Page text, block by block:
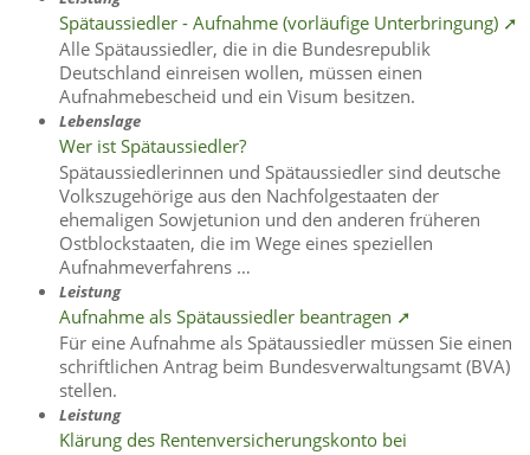
Spätaussiedler - Aufnahme (vorläufige Unterbringung) ➚
Alle Spätaussiedler, die in die Bundesrepublik
Deutschland einreisen wollen, müssen einen
Aufnahmebescheid und ein Visum besitzen.
Lebenslage
Wer ist Spätaussiedler?
Spätaussiedlerinnen und Spätaussiedler sind deutsche
Volkszugehörige aus den Nachfolgestaaten der
ehemaligen Sowjetunion und den anderen früheren
Ostblockstaaten, die im Wege eines speziellen
Aufnahmeverfahrens …
Leistung
Aufnahme als Spätaussiedler beantragen ➚
Für eine Aufnahme als Spätaussiedler müssen Sie einen
schriftlichen Antrag beim Bundesverwaltungsamt (BVA)
stellen.
Leistung
Klärung des Rentenversicherungskonto bei